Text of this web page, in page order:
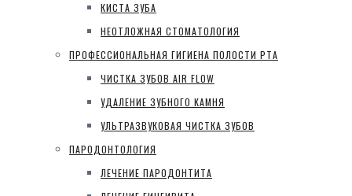
КИСТА ЗУБА
НЕОТЛОЖНАЯ СТОМАТОЛОГИЯ
ПРОФЕССИОНАЛЬНАЯ ГИГИЕНА ПОЛОСТИ РТА
ЧИСТКА ЗУБОВ AIR FLOW
УДАЛЕНИЕ ЗУБНОГО КАМНЯ
УЛЬТРАЗВУКОВАЯ ЧИСТКА ЗУБОВ
ПАРОДОНТОЛОГИЯ
ЛЕЧЕНИЕ ПАРОДОНТИТА